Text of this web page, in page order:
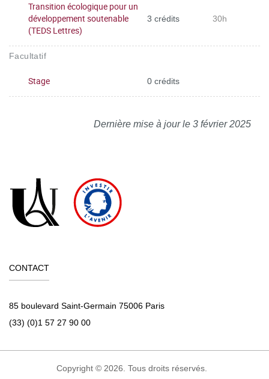
Transition écologique pour un
développement soutenable
(TEDS Lettres)
3 crédits 30h
Facultatif
Stage 0 crédits
Dernière mise à jour le 3 février 2025
CONTACT
85 boulevard Saint-Germain 75006 Paris
(33) (0)1 57 27 90 00
Copyright © 2026. Tous droits réservés.